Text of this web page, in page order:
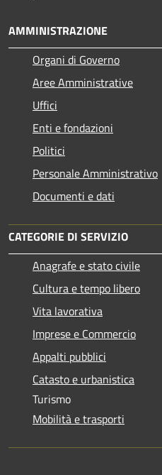
AMMINISTRAZIONE
Organi di Governo
Aree Amministrative
Uffici
Enti e fondazioni
Politici
Personale Amministrativo
Documenti e dati
CATEGORIE DI SERVIZIO
Anagrafe e stato civile
Cultura e tempo libero
Vita lavorativa
Imprese e Commercio
Appalti pubblici
Catasto e urbanistica
Turismo
Mobilità e trasporti